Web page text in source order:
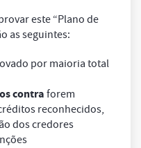
este “Plano de
as seguintes:
por maioria total
contraforem
reconhecidos,
dos credores